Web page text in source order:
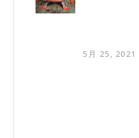
5月 25, 2021